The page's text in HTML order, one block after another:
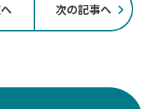
次の記事へ